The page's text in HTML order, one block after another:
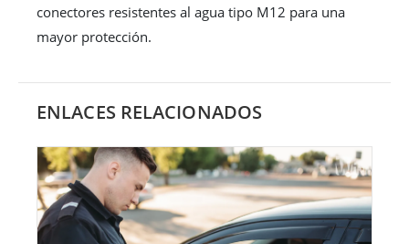
conectores resistentes al agua tipo M12 para una
mayor protección.
ENLACES RELACIONADOS